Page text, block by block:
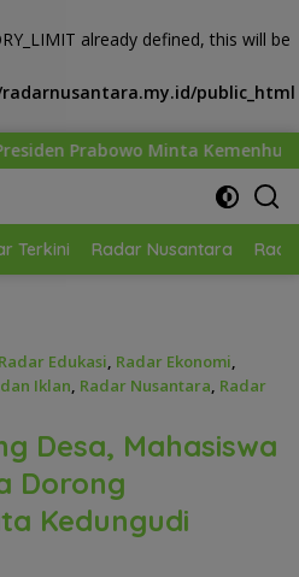
already defined, this will be
public_html
Bangun Tata Kelola
Terkini Radar Nusantara
Radar Edukasi, Radar Ekonomi,
Iklan, Radar Nusantara, Radar
Desa, Mahasiswa
Dorong
Kedungudi